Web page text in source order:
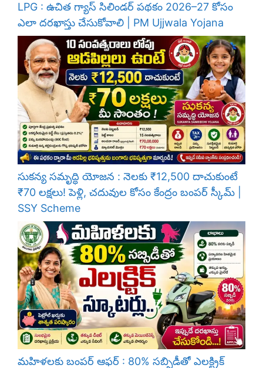
LPG : ఉచిత గ్యాస్ సిలిండర్ పథకం 2026–27 కోసం
ఎలా దరఖాస్తు చేసుకోవాలి | PM Ujjwala Yojana
సుకన్య సమృద్ధి యోజన : నెలకు ₹12,500 దాచుకుంటే
₹70 లక్షలు! పెళ్లి, చదువుల కోసం కేంద్రం బంపర్ స్కీమ్ |
SSY Scheme
మహిళలకు బంపర్ ఆఫర్ : 80% సబ్సిడీతో ఎలక్ట్రిక్